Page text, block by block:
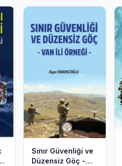
Sınır Güvenliği ve
Düzensiz Göç -